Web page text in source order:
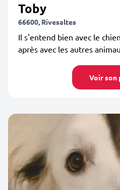
Toby
66600, Rivesaltes
Il s'entend bien avec le
après avec les autres
Voir son